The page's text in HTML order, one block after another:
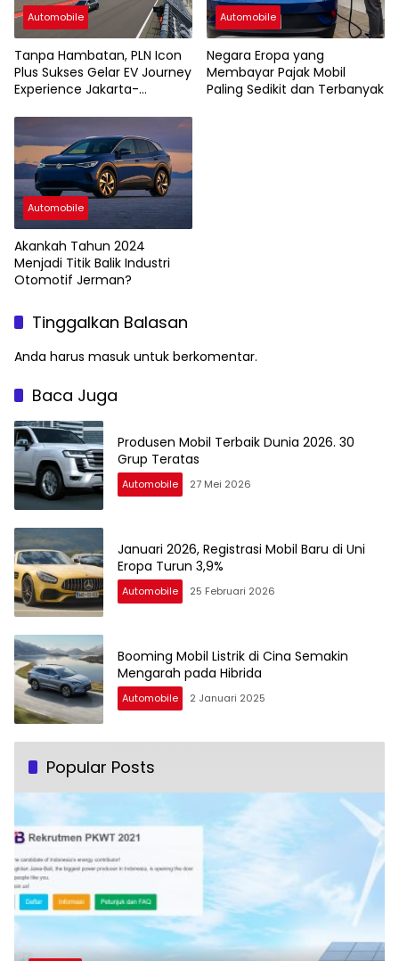
Automobile
Tanpa Hambatan, PLN Icon
Plus Sukses Gelar EV Journey
Experience Jakarta-
Automobile
Negara Eropa yang
Membayar Pajak Mobil
Paling Sedikit dan Terbanyak
Automobile
Akankah Tahun 2024
Menjadi Titik Balik Industri
Otomotif Jerman?
Tinggalkan Balasan
Anda harus masuk untuk berkomentar.
Baca Juga
Produsen Mobil Terbaik Dunia 2026. 30
Grup Teratas
Automobile 27 Mei 2026
Januari 2026, Registrasi Mobil Baru di Uni
Eropa Turun 3,9%
Automobile 25 Februari 2026
Booming Mobil Listrik di Cina Semakin
Mengarah pada Hibrida
Automobile 2 Januari 2025
Popular Posts